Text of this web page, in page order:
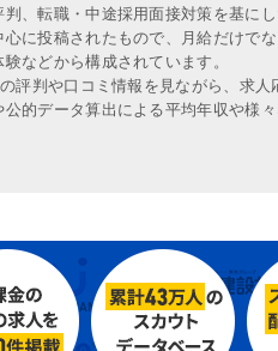
、転職・中途採用面接対策を基に
に投稿されたもので、月給だけで
などから構成されています。
判や口コミ情報を見ながら、求人
的データ算出による平均年収や様